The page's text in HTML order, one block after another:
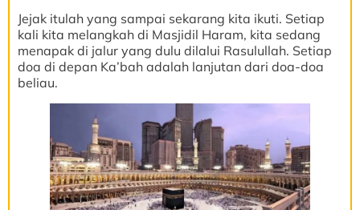
Jejak itulah yang sampai sekarang kita ikuti. Setiap
kali kita melangkah di Masjidil Haram, kita sedang
menapak di jalur yang dulu dilalui Rasulullah. Setiap
doa di depan Ka’bah adalah lanjutan dari doa-doa
beliau.